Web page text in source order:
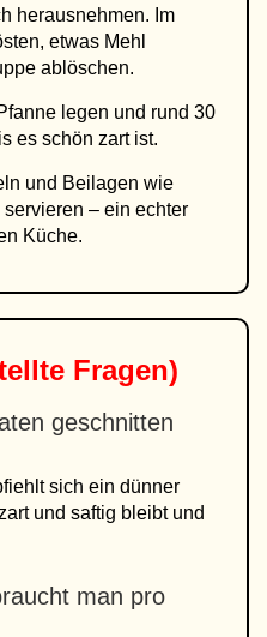
herausnehmen. Im
etwas Mehl
ablöschen.
legen und rund 30
es schön zart ist.
und Beilagen wie
– ein echter
Küche.
Fragen)
geschnitten
sich ein dünner
und saftig bleibt und
man pro